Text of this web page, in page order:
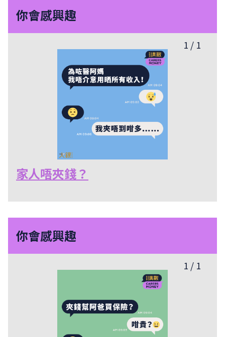
你會感興趣
1 / 1
家人唔夾錢？
你會感興趣
1 / 1